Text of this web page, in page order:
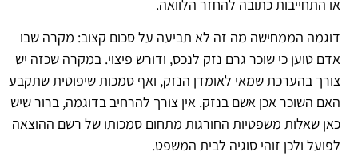
או התחייבות כתובה להחזר הלוואה.
דוגמה הממחישה מה זה לא תביעה על סכום קצוב: מקרה שבו
אדם טוען כי שוכר גרם נזק לנכס, ודורש פיצוי. במקרה שכזה יש
צורך בהערכת שמאי לאומדן הנזק, ואף סמכות שיפוטית שתקבע
האם השוכר אכן אשם בנזק. אין צורך להרחיב בדוגמה, ברור שיש
כאן שאלות משפטיות החורגות מתחום סמכותו של רשם ההוצאה
לפועל ולכן זוהי סוגיה לבית המשפט.